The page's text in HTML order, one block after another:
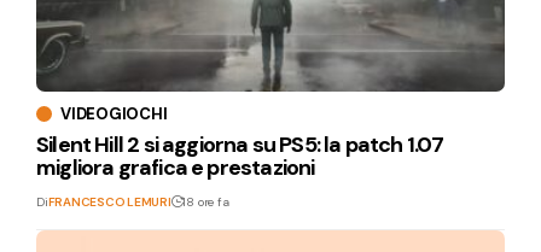
VIDEOGIOCHI
Silent Hill 2 si aggiorna su PS5: la patch 1.07
migliora grafica e prestazioni
DiFRANCESCO LEMURI 18 ore fa